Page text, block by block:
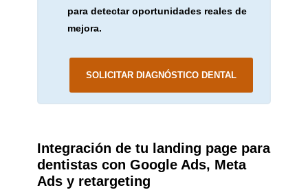
para detectar oportunidades reales de
mejora.
SOLICITAR DIAGNÓSTICO DENTAL
Integración de tu landing page para
dentistas con Google Ads, Meta
Ads y retargeting